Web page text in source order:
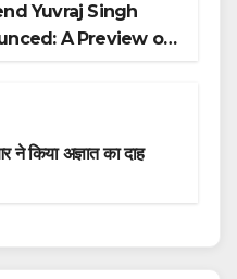
Yuvraj Singh
A Preview of
ने किया अज्ञात का दाह